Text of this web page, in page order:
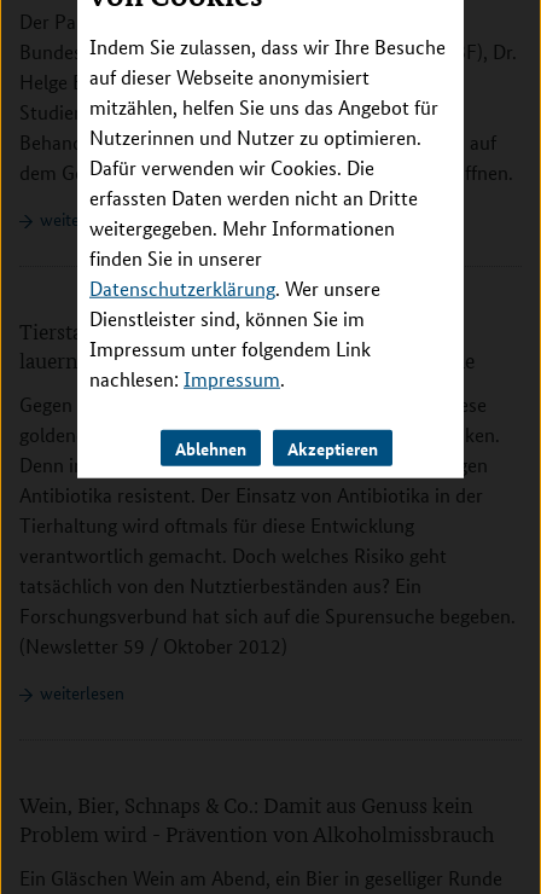
Indem Sie zulassen, dass wir Ihre Besuche
auf dieser Webseite anonymisiert
mitzählen, helfen Sie uns das Angebot für
Nutzerinnen und Nutzer zu optimieren.
Dafür verwenden wir Cookies. Die
erfassten Daten werden nicht an Dritte
weitergegeben. Mehr Informationen
finden Sie in unserer
Datenschutzerklärung. Wer unsere
Dienstleister sind, können Sie im
Impressum unter folgendem Link
nachlesen: Impressum.
Ablehnen Akzeptieren
Der Parlamentarische Staatssekretär im
Bundesministerium für Bildung und Forschung (BMBF), Dr.
Helge Braun, wird am 15. November 2012 die
Studienambulanz des Integrierten Forschungs- und
Behandlungszentrums (IFB) AdipositasErkrankungen auf
dem Gelände des Leipziger Universitätsklinikums eröffnen.
weiterlesen
Tierstall und Gemüsefeld – Wo resistente Keime
lauern - Ein Forschungsverbund auf Spurensuche
Gegen bakterielle Infektionen helfen Antibiotika – diese
goldene Regel der Medizin gerät zunehmend ins Wanken.
Denn immer häufiger sind Bakterien gegen die gängigen
Antibiotika resistent. Der Einsatz von Antibiotika in der
Tierhaltung wird oftmals für diese Entwicklung
verantwortlich gemacht. Doch welches Risiko geht
tatsächlich von den Nutztierbeständen aus? Ein
Forschungsverbund hat sich auf die Spurensuche begeben.
(Newsletter 59 / Oktober 2012)
weiterlesen
Wein, Bier, Schnaps & Co.: Damit aus Genuss kein
Problem wird - Prävention von Alkoholmissbrauch
Ein Gläschen Wein am Abend, ein Bier in geselliger Runde